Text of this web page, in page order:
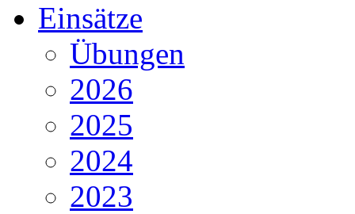
Einsätze
Übungen
2026
2025
2024
2023